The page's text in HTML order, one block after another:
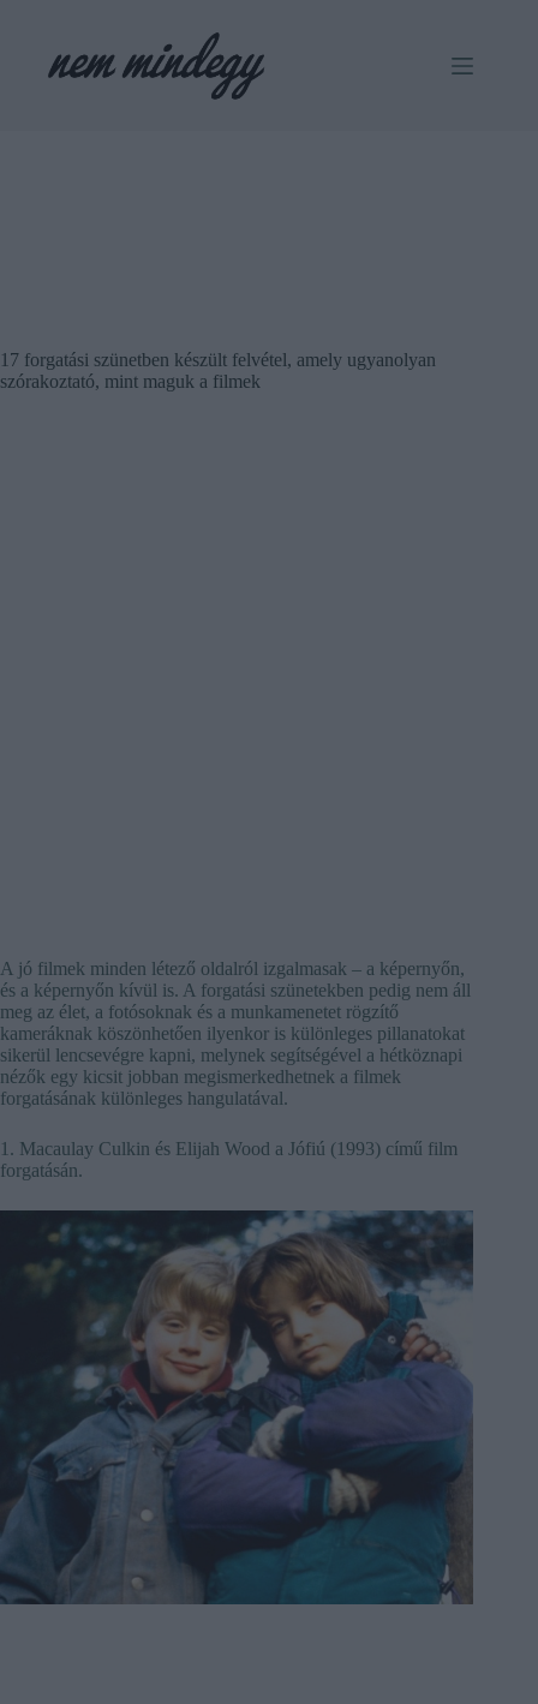
17 forgatási szünetben készült felvétel, amely ugyanolyan
szórakoztató, mint maguk a filmek
A jó filmek minden létező oldalról izgalmasak – a képernyőn,
és a képernyőn kívül is. A forgatási szünetekben pedig nem áll
meg az élet, a fotósoknak és a munkamenetet rögzítő
kameráknak köszönhetően ilyenkor is különleges pillanatokat
sikerül lencsevégre kapni, melynek segítségével a hétköznapi
nézők egy kicsit jobban megismerkedhetnek a filmek
forgatásának különleges hangulatával.
1. Macaulay Culkin és Elijah Wood a Jófiú (1993) című film
forgatásán.